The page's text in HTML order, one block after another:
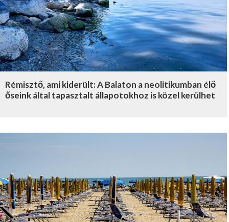
Rémisztő, ami kiderült: A Balaton a neolitikumban élő
őseink által tapasztalt állapotokhoz is közel kerülhet